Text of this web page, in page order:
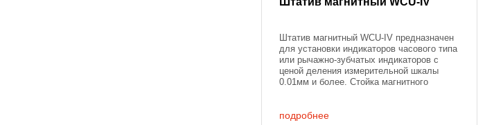
Штатив магнитный WCU-IV предназначен
для установки индикаторов часового типа
или рычажно-зубчатых индикаторов с
ценой деления измерительной шкалы
0.01мм и более. Стойка магнитного
подробнее